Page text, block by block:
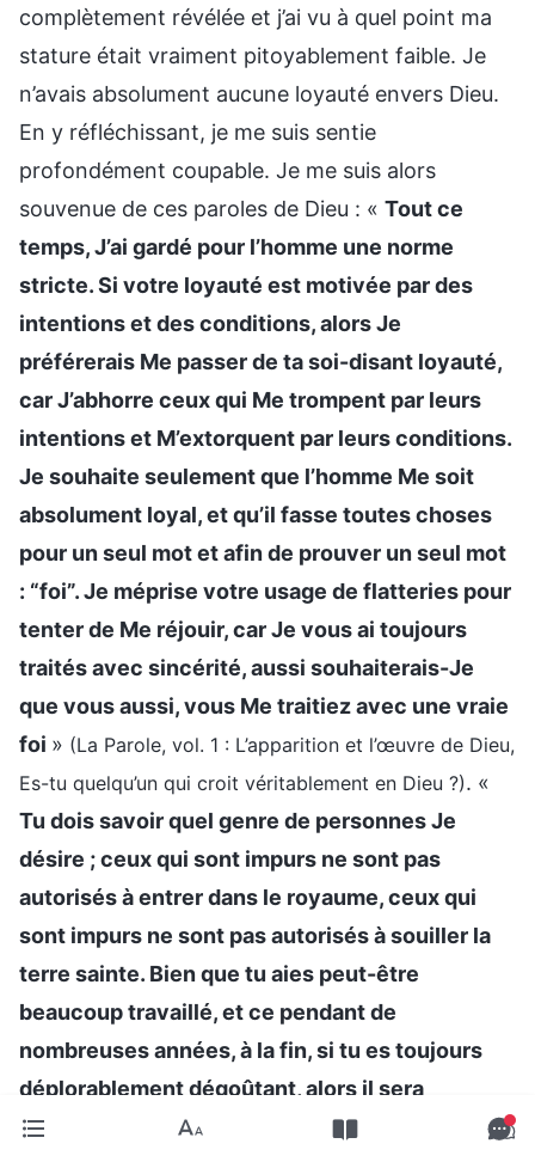
complètement révélée et j’ai vu à quel point ma
stature était vraiment pitoyablement faible. Je
n’avais absolument aucune loyauté envers Dieu.
En y réfléchissant, je me suis sentie
profondément coupable. Je me suis alors
souvenue de ces paroles de Dieu : « Tout ce
temps, J’ai gardé pour l’homme une norme
stricte. Si votre loyauté est motivée par des
intentions et des conditions, alors Je
préférerais Me passer de ta soi-disant loyauté,
car J’abhorre ceux qui Me trompent par leurs
intentions et M’extorquent par leurs conditions.
Je souhaite seulement que l’homme Me soit
absolument loyal, et qu’il fasse toutes choses
pour un seul mot et afin de prouver un seul mot
: “foi”. Je méprise votre usage de flatteries pour
tenter de Me réjouir, car Je vous ai toujours
traités avec sincérité, aussi souhaiterais-Je
que vous aussi, vous Me traitiez avec une vraie
foi » (La Parole, vol. 1 : L’apparition et l’œuvre de Dieu,
Es-tu quelqu’un qui croit véritablement en Dieu ?). «
Tu dois savoir quel genre de personnes Je
désire ; ceux qui sont impurs ne sont pas
autorisés à entrer dans le royaume, ceux qui
sont impurs ne sont pas autorisés à souiller la
terre sainte. Bien que tu aies peut-être
beaucoup travaillé, et ce pendant de
nombreuses années, à la fin, si tu es toujours
déplorablement dégoûtant, alors il sera
intolérable pour la loi du ciel que tu veuilles